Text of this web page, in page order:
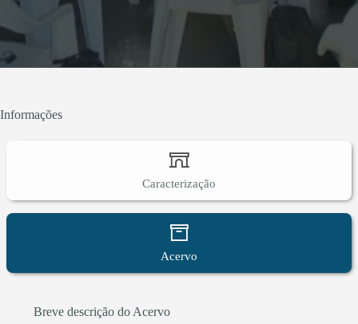
Informações
Caracterização
Acervo
Breve descrição do Acervo